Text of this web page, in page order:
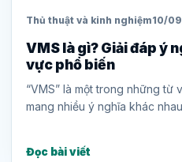
Thủ thuật và kinh nghiệm10/
VMS là gì? Giải đáp ý
vực phổ biến
“VMS” là một trong những từ
mang nhiều ý nghĩa khác
Đọc bài viết